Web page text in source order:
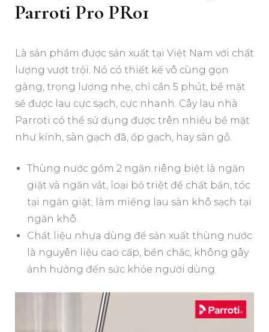
Parroti Pro PR01
Là sản phẩm được sản xuất tại Việt Nam với chất
lượng vượt trội. Nó có thiết kế vô cùng gọn
gàng, trọng lượng nhẹ, chỉ cần 5 phút, bề mặt
sẽ được lau cực sạch, cực nhanh. Cây lau nhà
Parroti có thể sử dụng được trên nhiều bề mặt
như kính, sàn gạch đã, ốp gạch, hay sàn gỗ.
Thùng nước gồm 2 ngăn riêng biệt là ngăn
giặt và ngăn vắt, loại bỏ triệt để chất bẩn, tóc
tại ngăn giặt; làm miếng lau sàn khô sạch tại
ngăn khô.
Chất liệu nhựa dùng để sản xuất thùng nước
là nguyên liệu cao cấp, bền chắc, không gây
ảnh hưởng đến sức khỏe người dùng.